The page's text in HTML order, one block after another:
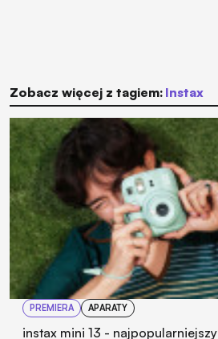
Zobacz więcej z tagiem: Instax
PREMIERA APARATY
instax mini 13 - najpopularniejszy